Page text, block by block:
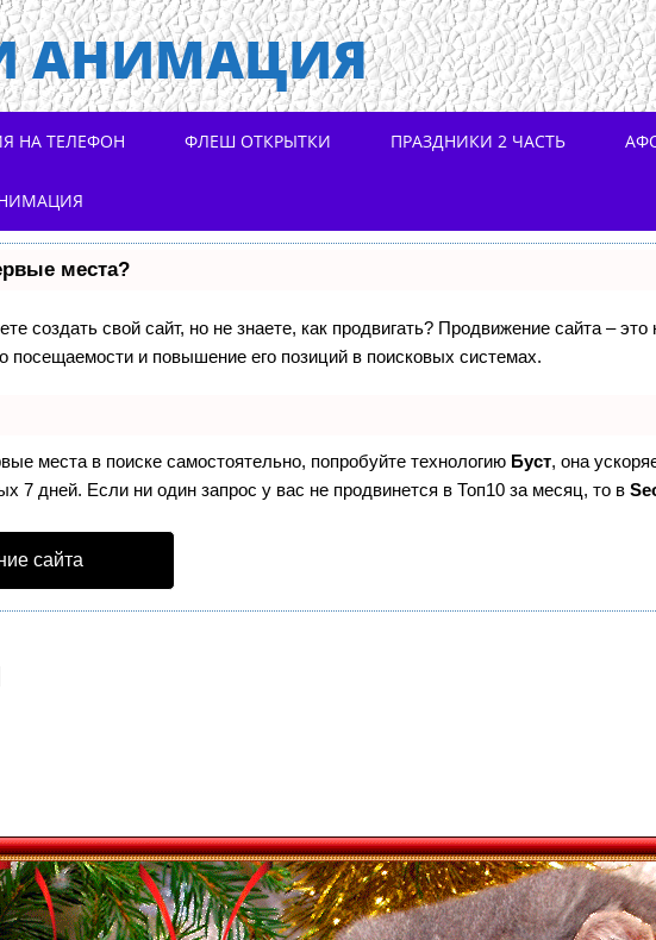
АНИМАЦИЯ
НА ТЕЛЕФОН ФЛЕШ ОТКРЫТКИ ПРАЗДНИКИ 2 ЧАСТЬ
места?
создать свой сайт, но не знаете, как продвигать? Продвижение сайта –
посещаемости и повышение его позиций в поисковых системах.
места в поиске самостоятельно, попробуйте технологию Буст, она
7 дней. Если ни один запрос у вас не продвинется в Топ10 за месяц, то в
сайта